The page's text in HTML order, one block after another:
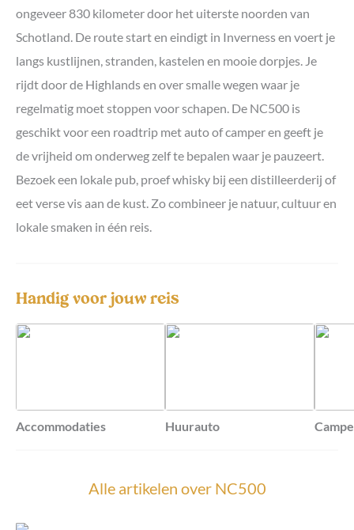
ongeveer 830 kilometer door het uiterste noorden van
Schotland. De route start en eindigt in Inverness en voert je
langs kustlijnen, stranden, kastelen en mooie dorpjes. Je
rijdt door de Highlands en over smalle wegen waar je
regelmatig moet stoppen voor schapen. De NC500 is
geschikt voor een roadtrip met auto of camper en geeft je
de vrijheid om onderweg zelf te bepalen waar je pauzeert.
Bezoek een lokale pub, proef whisky bij een distilleerderij of
eet verse vis aan de kust. Zo combineer je natuur, cultuur en
lokale smaken in één reis.
Handig voor jouw reis
Accommodaties Huurauto
Alle artikelen over NC500